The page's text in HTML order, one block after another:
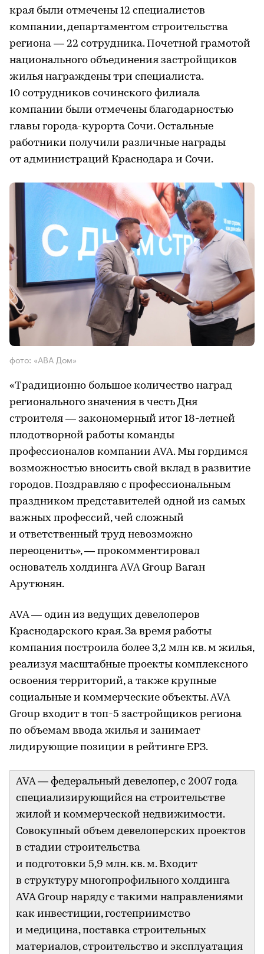
края были отмечены 12 специалистов
компании, департаментом строительства
региона — 22 сотрудника. Почетной грамотой
национального объединения застройщиков
жилья награждены три специалиста.
10 сотрудников сочинского филиала
компании были отмечены благодарностью
главы города-курорта Сочи. Остальные
работники получили различные награды
от администраций Краснодара и Сочи.
фото: «АВА Дом»
«Традиционно большое количество наград
регионального значения в честь Дня
строителя — закономерный итог 18-летней
плодотворной работы команды
профессионалов компании AVA. Мы гордимся
возможностью вносить свой вклад в развитие
городов. Поздравляю с профессиональным
праздником представителей одной из самых
важных профессий, чей сложный
и ответственный труд невозможно
переоценить», — прокомментировал
основатель холдинга AVA Group Ваган
Арутюнян.
AVA — один из ведущих девелоперов
Краснодарского края. За время работы
компания построила более 3,2 млн кв. м жилья,
реализуя масштабные проекты комплексного
освоения территорий, а также крупные
социальные и коммерческие объекты. AVA
Group входит в топ-5 застройщиков региона
по объемам ввода жилья и занимает
лидирующие позиции в рейтинге ЕРЗ.
AVA — федеральный девелопер, с 2007 года
специализирующийся на строительстве
жилой и коммерческой недвижимости.
Совокупный объем девелоперских проектов
в стадии строительства
и подготовки 5,9 млн. кв. м. Входит
в структуру многопрофильного холдинга
AVA Group наряду с такими направлениями
как инвестиции, гостеприимство
и медицина, поставка строительных
материалов, строительство и эксплуатация